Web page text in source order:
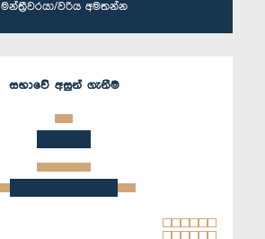
මන්ත්‍රීවරයා/වරිය අමතන්න
සභාවේ අසුන් ගැනීම